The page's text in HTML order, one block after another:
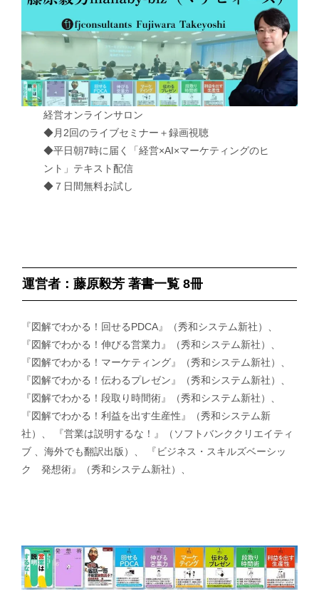
経営オンラインサロン
◆月2回のライブセミナー＋録画視聴
◆平日朝7時に届く「経営×AI×マーケティングのヒ
ント」テキスト配信
◆７日間無料お試し
運営者：藤原毅芳 著書一覧 8冊
『図解でわかる！回せるPDCA』（秀和システム新社）、
『図解でわかる！伸びる営業力』（秀和システム新社）、
『図解でわかる！マーケティング』（秀和システム新社）、
『図解でわかる！伝わるプレゼン』（秀和システム新社）、
『図解でわかる！段取り時間術』（秀和システム新社）、
『図解でわかる！利益を出す生産性』（秀和システム新
社）、 『営業は説明するな！』（ソフトバンククリエイティ
ブ 、海外でも翻訳出版）、 『ビジネス・スキルズベーシッ
ク 発想術』（秀和システム新社）、